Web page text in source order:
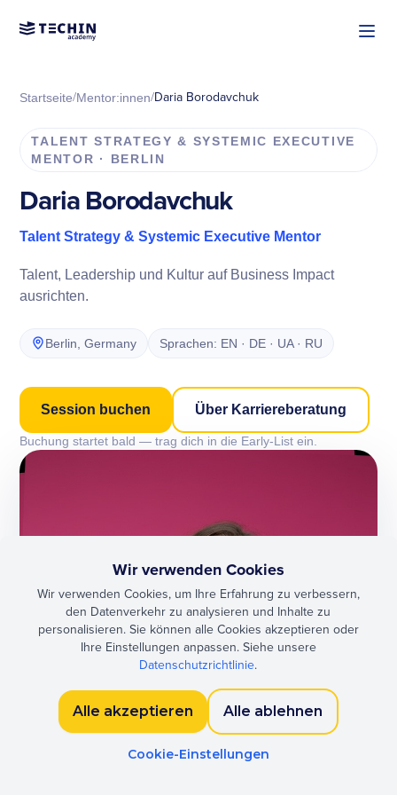
Startseite/Mentor:innen/Daria Borodavchuk
TALENT STRATEGY & SYSTEMIC EXECUTIVE
MENTOR · BERLIN
Daria Borodavchuk
Talent Strategy & Systemic Executive Mentor
Talent, Leadership und Kultur auf Business Impact
ausrichten.
Berlin, Germany Sprachen: EN · DE · UA · RU
Session buchen Über Karriereberatung
Buchung startet bald — trag dich in die Early-List ein.
Wir verwenden Cookies
Wir verwenden Cookies, um Ihre Erfahrung zu verbessern,
den Datenverkehr zu analysieren und Inhalte zu
personalisieren. Sie können alle Cookies akzeptieren oder
Ihre Einstellungen anpassen. Siehe unsere
Datenschutzrichtlinie.
Alle akzeptieren Alle ablehnen
Cookie-Einstellungen